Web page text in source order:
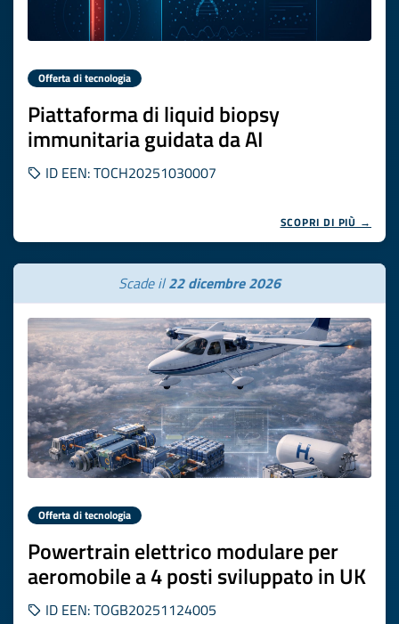
Offerta di tecnologia
Piattaforma di liquid biopsy
immunitaria guidata da AI
ID EEN: TOCH20251030007
SCOPRI DI PIÙ →
Scade il22 dicembre 2026
Offerta di tecnologia
Powertrain elettrico modulare per
aeromobile a 4 posti sviluppato in UK
ID EEN: TOGB20251124005